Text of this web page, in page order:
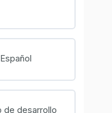
de desarrollo